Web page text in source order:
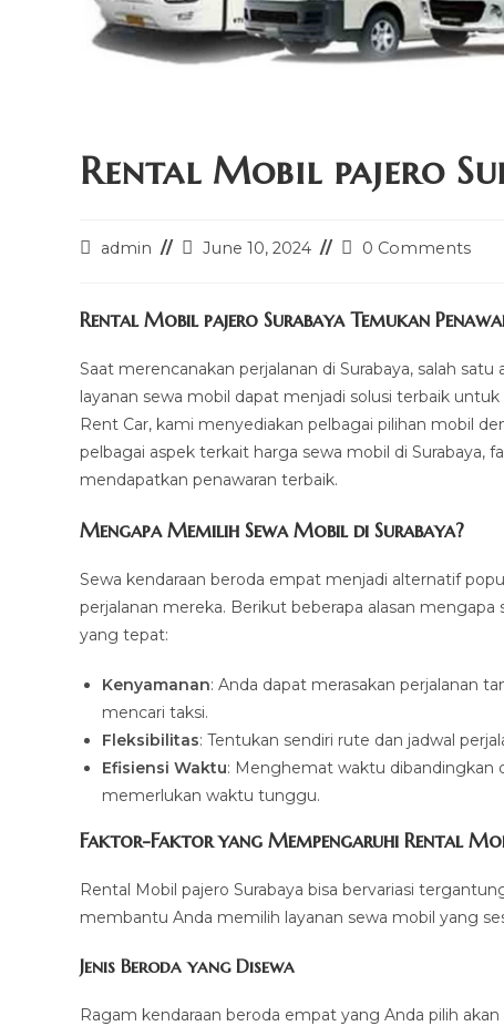
Rental Mobil pajero
Postadmin
PostJune 10, 2024
Post0 Comments
Rental Mobil pajero Surabaya Temukan
Saat merencanakan perjalanan di Surabaya, salah
layanan sewa mobil dapat menjadi solusi terbaik
Rent Car, kami menyediakan pelbagai pilihan mobil
pelbagai aspek terkait harga sewa mobil di
mendapatkan penawaran terbaik.
Mengapa Memilih Sewa Mobil di Surabaya?
Sewa kendaraan beroda empat menjadi alternatif
perjalanan mereka. Berikut beberapa alasan
yang tepat:
Kenyamanan: Anda dapat merasakan perjalanan
mencari taksi.
Fleksibilitas: Tentukan sendiri rute dan jadwal
Efisiensi Waktu: Menghemat waktu
memerlukan waktu tunggu.
Faktor-Faktor yang Mempengaruhi Rental
Rental Mobil pajero Surabaya bisa bervariasi
membantu Anda memilih layanan sewa mobil yang
Jenis Beroda yang Disewa
Ragam kendaraan beroda empat yang Anda pilih